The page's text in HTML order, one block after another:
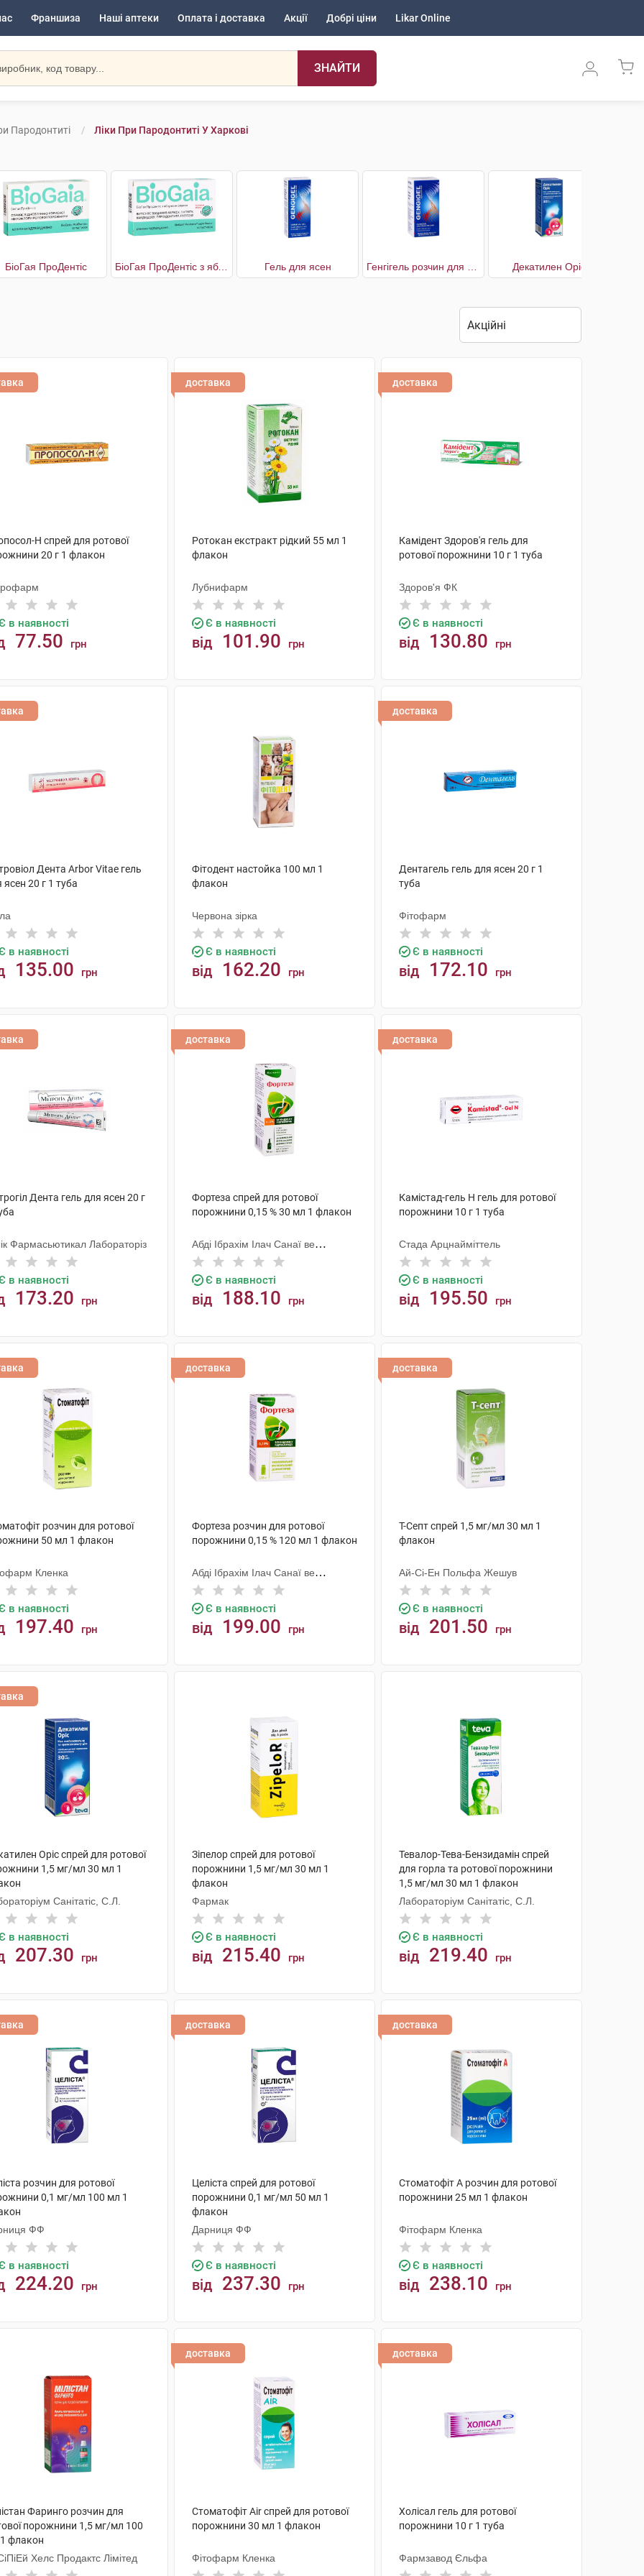
Франшиза Наші аптеки Оплата і доставка Акції Добрі ціни Likar Online
ЗНАЙТИ
Пародонтиті Ліки При Пародонтиті У Харкові
БіоГая ПроДентіс БіоГая ПроДентіс з яблучним смаком Гель для ясен Декатилен Оріс
Н спрей для ротової
20 г 1 флакон
в наявності
77.50 грн
доставка
Ротокан екстракт рідкий 55 мл 1
флакон
Лубнифарм
Є в наявності
від 101.90 грн
доставка
Камідент Здоров'я гель для
ротової порожнини 10 г 1 туба
Здоров'я ФК
Є в наявності
від 130.80 грн
Дента Arbor Vitae гель
ясен 20 г 1 туба
в наявності
135.00 грн
Фітодент настойка 100 мл 1
флакон
Червона зірка
Є в наявності
від 162.20 грн
доставка
Дентагель гель для ясен 20 г 1
туба
Фітофарм
Є в наявності
від 172.10 грн
Дента гель для ясен 20 г
Фармасьютикал Лабораторіз
в наявності
173.20 грн
доставка
Фортеза спрей для ротової
порожнини 0,15 % 30 мл 1 флакон
Абді Ібрахім Ілач Санаї ве
Тіджарет
Є в наявності
від 188.10 грн
доставка
Камістад-гель Н гель для ротової
порожнини 10 г 1 туба
Стада Арцнайміттель
Є в наявності
від 195.50 грн
розчин для ротової
50 мл 1 флакон
Кленка
в наявності
197.40 грн
доставка
Фортеза розчин для ротової
порожнини 0,15 % 120 мл 1 флакон
Абді Ібрахім Ілач Санаї ве
Тіджарет
Є в наявності
від 199.00 грн
доставка
Т-Септ спрей 1,5 мг/мл 30 мл 1
флакон
Ай-Сі-Ен Польфа Жешув
Є в наявності
від 201.50 грн
Оріс спрей для ротової
1,5 мг/мл 30 мл 1
Санітатіс, С.Л.
в наявності
207.30 грн
Зіпелор спрей для ротової
порожнини 1,5 мг/мл 30 мл 1
флакон
Фармак
Є в наявності
від 215.40 грн
Тевалор-Тева-Бензидамін спрей
для горла та ротової порожнини
1,5 мг/мл 30 мл 1 флакон
Лабораторіум Санітатіс, С.Л.
Є в наявності
від 219.40 грн
розчин для ротової
0,1 мг/мл 100 мл 1
ФФ
в наявності
224.20 грн
доставка
Целіста спрей для ротової
порожнини 0,1 мг/мл 50 мл 1
флакон
Дарниця ФФ
Є в наявності
від 237.30 грн
доставка
Стоматофіт А розчин для ротової
порожнини 25 мл 1 флакон
Фітофарм Кленка
Є в наявності
від 238.10 грн
Фаринго розчин для
порожнини 1,5 мг/мл 100
флакон
Хелс Продактc Лімітед
доставка
Стоматофіт Air спрей для ротової
порожнини 30 мл 1 флакон
Фітофарм Кленка
доставка
Холісал гель для ротової
порожнини 10 г 1 туба
Фармзавод Єльфа